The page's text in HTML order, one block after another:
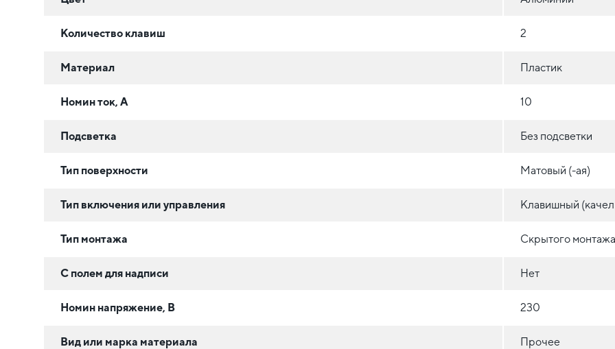
Количество клавиш 2
Материал Пластик
Номин ток, А 10
Подсветка Без подсветки
Тип поверхности Матовый (-ая)
Тип включения или управления Клавишный
Тип монтажа Скрытого
С полем для надписи Нет
Номин напряжение, В 230
Вид или марка материала Прочее